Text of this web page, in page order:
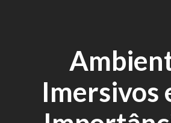
Imersivos